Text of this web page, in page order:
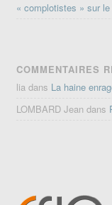
« complotistes » sur
COMMENTAIRES
lia dans La haine
LOMBARD Jean dans